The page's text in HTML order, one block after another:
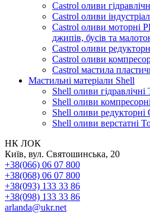
Castrol оливи
Castrol оливи
Castrol оливи моторні
джипів, бусів та
Castrol оливи
Castrol оливи
Castrol мастила
Мастильні матеріали Shell
Shell оливи гідравлічні
Shell оливи
Shell оливи редукторні
Shell оливи верстатні
НК ЛОК
Київ, вул. Святошинська, 20
+38(066) 06 07 800
+38(068) 06 07 800
+38(093) 133 33 86
+38(098) 133 33 86
arlanda@ukr.net